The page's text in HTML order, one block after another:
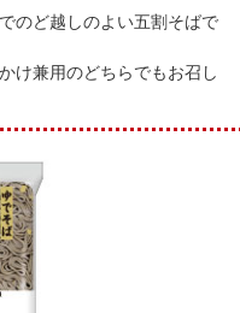
のど越しのよい五割そばで
け兼用のどちらでもお召し